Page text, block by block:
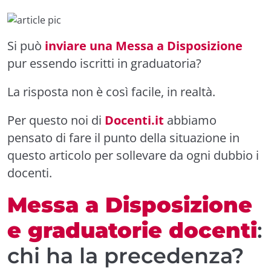
Si può inviare una Messa a Disposizione
pur essendo iscritti in graduatoria?
La risposta non è così facile, in realtà.
Per questo noi di Docenti.it abbiamo
pensato di fare il punto della situazione in
questo articolo per sollevare da ogni dubbio i
docenti.
Messa a Disposizione
e graduatorie docenti:
chi ha la precedenza?